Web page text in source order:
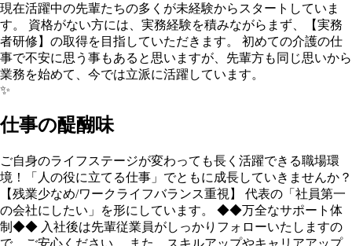
現在活躍中の先輩たちの多くが未経験からスタートしていま
す。 資格がない方には、実務経験を積みながらまず、【実務
者研修】の取得を目指していただきます。 初めての介護の仕
事で不安に思う事もあると思いますが、先輩方も同じ思いから
業務を始めて、今では立派に活躍しています。
✨
仕事の醍醐味
ご自身のライフステージが変わっても長く活躍できる職場環
境！「人の役に立てる仕事」でともに成長していきませんか？
【残業少なめ/ワークライフバランス重視】 代表の「社員第一
の会社にしたい」を形にしています。 ◆◆万全なサポート体
制◆◆ 入社後は先輩従業員がしっかりフォローいたしますの